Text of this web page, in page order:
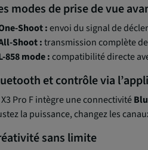
modes de prise de vue
Shoot :envoi du signal de
Shoot :transmission complète
858 mode :compatibilité directe
et contrôle via
X3 Pro F intègre une connectivité
la puissance, changez les
sans limite